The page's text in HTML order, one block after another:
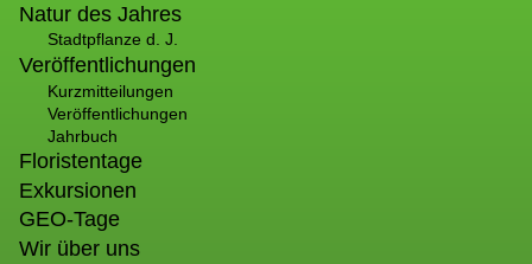
Natur des Jahres
Stadtpflanze d. J.
Veröffentlichungen
Kurzmitteilungen
Veröffentlichungen
Jahrbuch
Floristentage
Exkursionen
GEO-Tage
Wir über uns